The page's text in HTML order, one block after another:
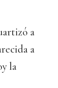
a
a
la